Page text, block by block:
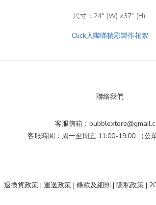
尺寸：24" (W) ×37" (H)
Click入嚟睇精彩製作花絮
聯絡我們
客服信箱：
客服時間：周一至周五 11:00-19:00 （公
退換貨政策 | 運送政策 | 條款及細則 | 隱私政策 |